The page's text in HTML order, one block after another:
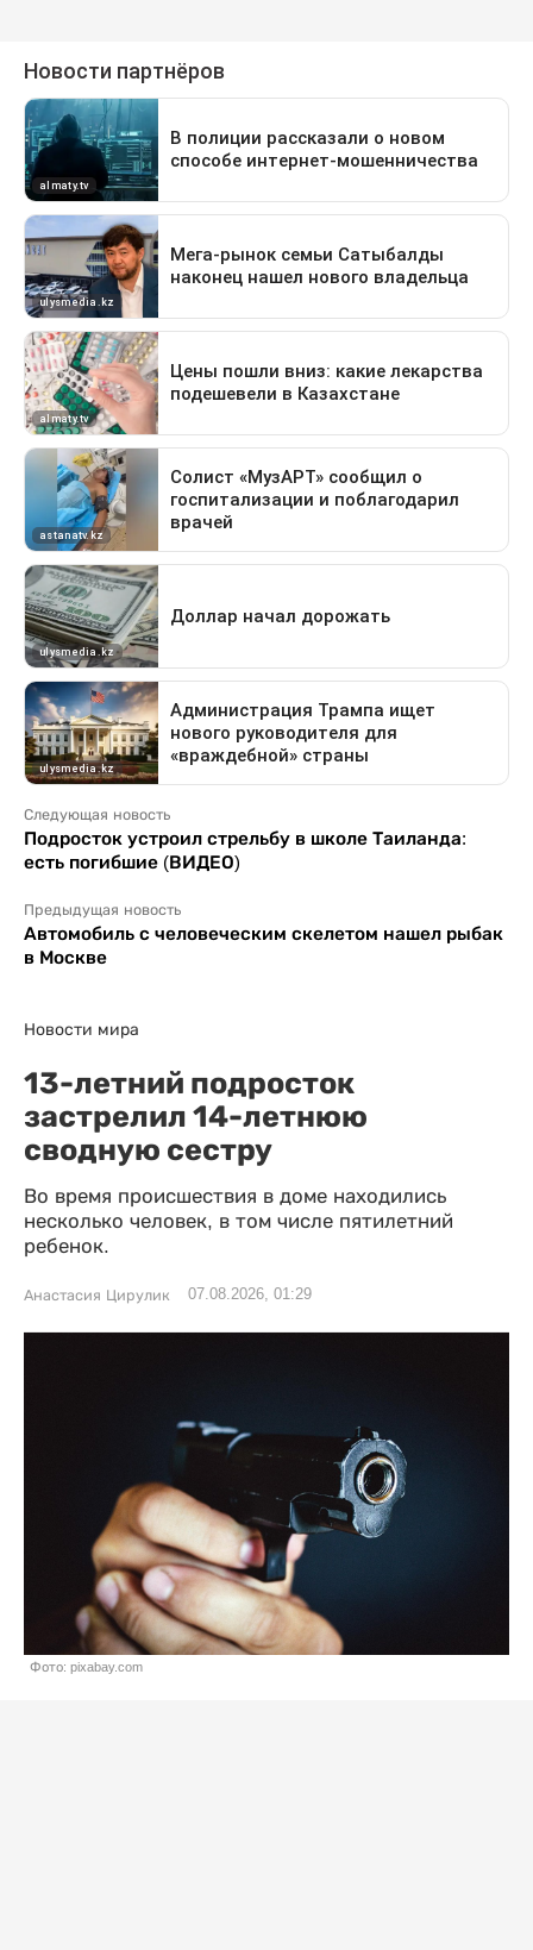
Следующая новость
Подросток устроил стрельбу в школе Таиланда:
есть погибшие (ВИДЕО)
Предыдущая новость
Автомобиль с человеческим скелетом нашел рыбак
в Москве
Новости мира
13-летний подросток
застрелил 14-летнюю
сводную сестру
Во время происшествия в доме находились
несколько человек, в том числе пятилетний
ребенок.
Анастасия Цирулик 07.08.2026, 01:29
Фото: pixabay.com